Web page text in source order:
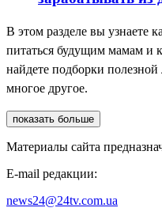
В этом разделе вы узнаете
питаться будущим мамам и
найдете подборки
многое другое.
показать больше
Материалы сайта
E-mail редакции:
news24@24tv.com.ua